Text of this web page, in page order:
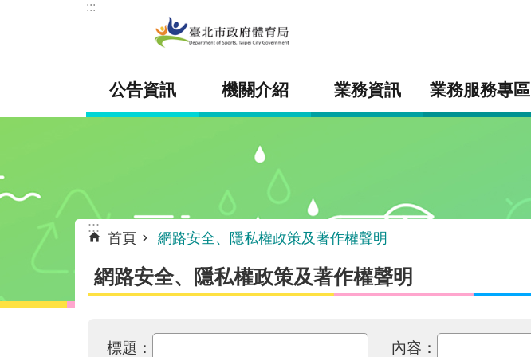
跳到主要內容區塊
:::
公告資訊 機關介紹 業務資訊 業務服務專區
:::
首頁 網路安全、隱私權政策及著作權聲明
網路安全、隱私權政策及著作權聲明
標題： 內容：